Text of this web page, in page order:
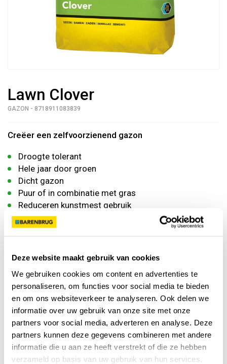
Deze website maakt gebruik van cookies
We gebruiken cookies om content en advertenties te
personaliseren, om functies voor social media te bieden
en om ons websiteverkeer te analyseren. Ook delen we
informatie over uw gebruik van onze site met onze
partners voor social media, adverteren en analyse. Deze
partners kunnen deze gegevens combineren met andere
informatie die u aan ze heeft verstrekt of die ze hebben
verzameld op basis van uw gebruik van hun services.
Lawn Clover
GAZON - 8718911083839
Creëer een zelfvoorzienend gazon
Droogte tolerant
Hele jaar door groen
Dicht gazon
Puur of in combinatie met gras
Reduceren kunstmest gebruik
Prijs:
€212,20Incl. BTW
BTW 21%: 36,83 €
Voeg toe aan kruiwagen